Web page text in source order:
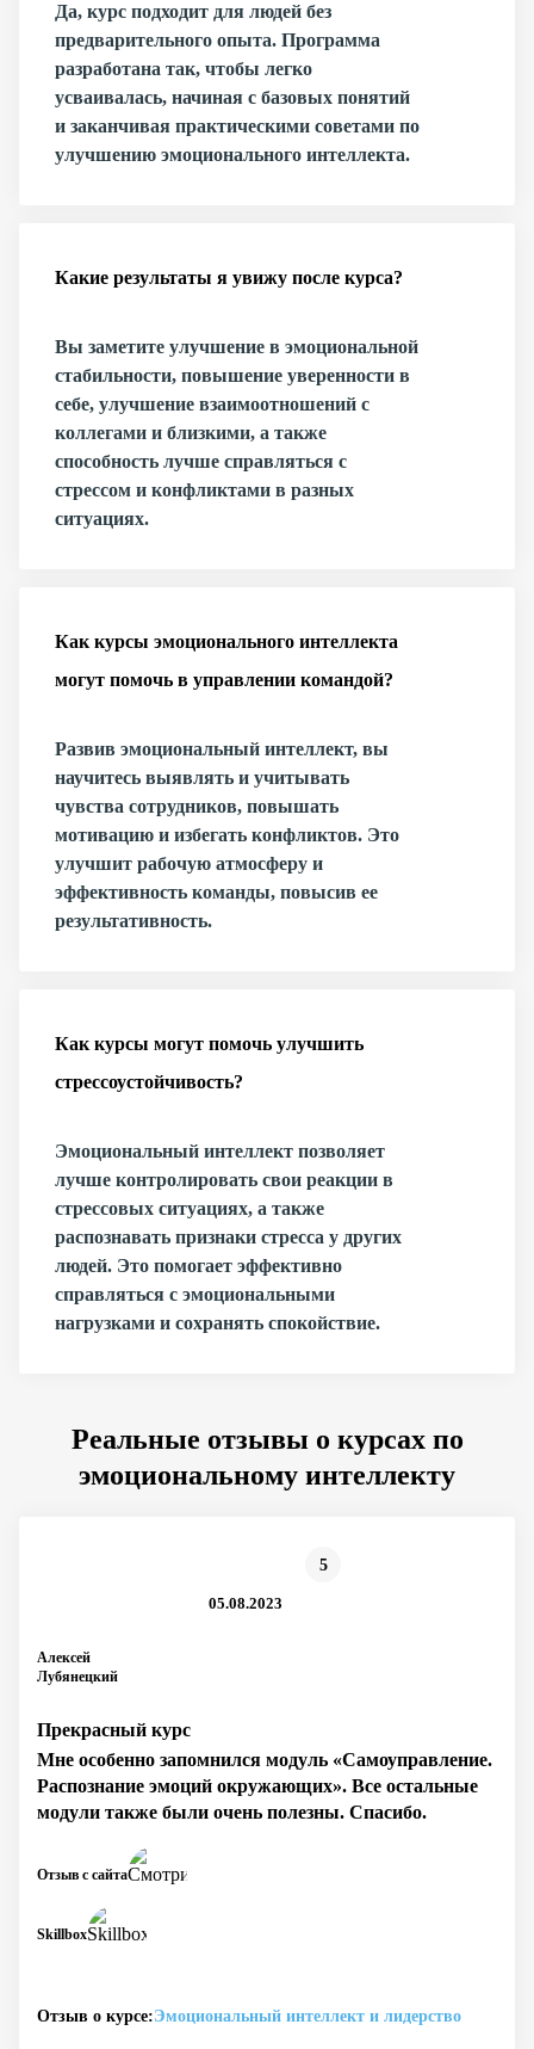
Да, курс подходит для людей без
предварительного опыта. Программа
разработана так, чтобы легко
усваивалась, начиная с базовых понятий
и заканчивая практическими советами по
улучшению эмоционального интеллекта.
Какие результаты я увижу после курса?
Вы заметите улучшение в эмоциональной
стабильности, повышение уверенности в
себе, улучшение взаимоотношений с
коллегами и близкими, а также
способность лучше справляться с
стрессом и конфликтами в разных
ситуациях.
Как курсы эмоционального интеллекта
могут помочь в управлении командой?
Развив эмоциональный интеллект, вы
научитесь выявлять и учитывать
чувства сотрудников, повышать
мотивацию и избегать конфликтов. Это
улучшит рабочую атмосферу и
эффективность команды, повысив ее
результативность.
Как курсы могут помочь улучшить
стрессоустойчивость?
Эмоциональный интеллект позволяет
лучше контролировать свои реакции в
стрессовых ситуациях, а также
распознавать признаки стресса у других
людей. Это помогает эффективно
справляться с эмоциональными
нагрузками и сохранять спокойствие.
Реальные отзывы о курсах по
эмоциональному интеллекту
Алексей
Лубянецкий
5
05.08.2023
Прекрасный курс
Мне особенно запомнился модуль «Самоуправление.
Распознание эмоций окружающих». Все остальные
модули также были очень полезны. Спасибо.
Skillbox
Отзыв с сайта
Отзыв о курсе:Эмоциональный интеллект и лидерство